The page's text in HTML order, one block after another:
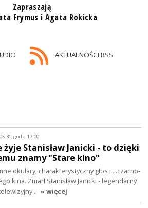
Zapraszają
Frymus i Agata Rokicka
AKTUALNOŚCI RSS
31, godz. 17:00
żyje Stanisław Janicki - to dzięki
znamy "Stare kino"
okulary, charakterystyczny głos i ...czarno-
kina. Zmarł Stanisław Janicki - legendarny
» więcej